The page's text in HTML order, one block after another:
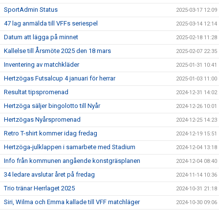
SportAdmin Status 2025-03-17 12:09
47 lag anmälda till VFFs seriespel 2025-03-14 12:14
Datum att lägga på minnet 2025-02-18 11:28
Kallelse till Årsmöte 2025 den 18 mars 2025-02-07 22:35
Inventering av matchkläder 2025-01-31 10:41
Hertzögas Futsalcup 4 januari för herrar 2025-01-03 11:00
Resultat tipspromenad 2024-12-31 14:02
Hertzöga säljer bingolotto till Nyår 2024-12-26 10:01
Hertzögas Nyårspromenad 2024-12-25 14:23
Retro T-shirt kommer idag fredag 2024-12-19 15:51
Hertzöga-julklappen i samarbete med Stadium 2024-12-04 13:18
Info från kommunen angående konstgräsplanen 2024-12-04 08:40
34 ledare avslutar året på fredag 2024-11-14 10:36
Trio tränar Herrlaget 2025 2024-10-31 21:18
Siri, Wilma och Emma kallade till VFF matchläger 2024-10-30 09:06